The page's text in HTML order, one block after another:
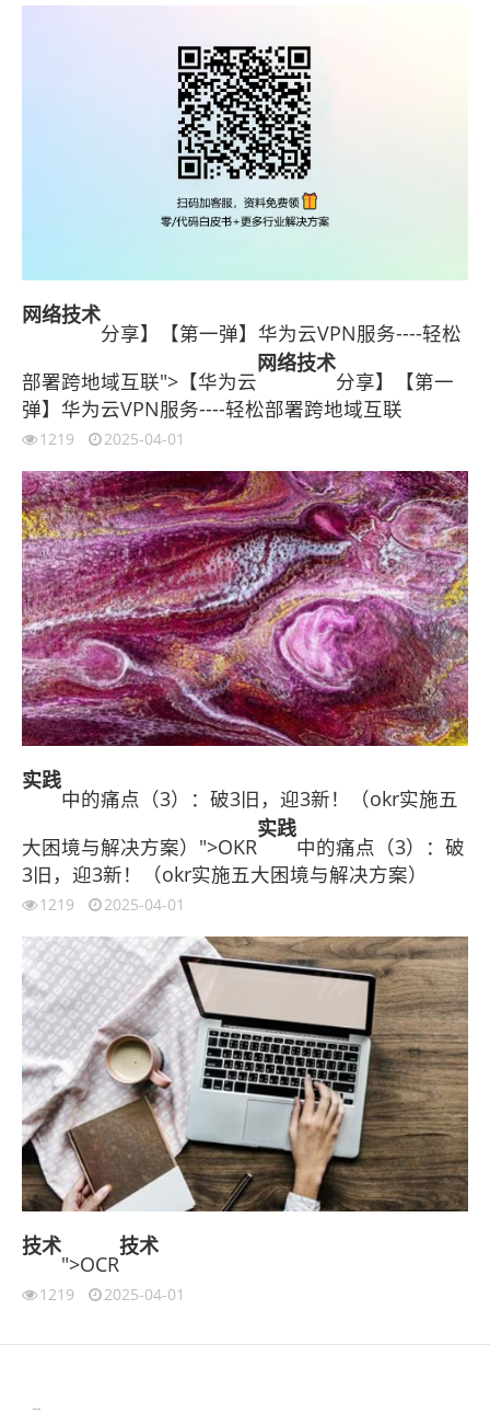
网络技术
分享】【第一弹】华为云VPN服务----轻松
部署跨地域互联">【华为云
网络技术
分享】【第一
弹】华为云VPN服务----轻松部署跨地域互联
1219 2025-04-01
实践
中的痛点（3）：破3旧，迎3新！（okr实施五
大困境与解决方案）">OKR
实践
中的痛点（3）：破
3旧，迎3新！（okr实施五大困境与解决方案）
1219 2025-04-01
技术
">OCR
技术
1219 2025-04-01